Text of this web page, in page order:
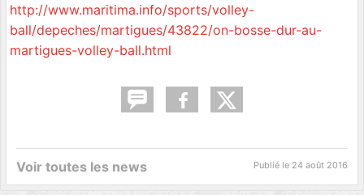
http://www.maritima.info/sports/volley-
ball/depeches/martigues/43822/on-bosse-dur-au-
martigues-volley-ball.html
Voir toutes les news Publié le 24 août 2016